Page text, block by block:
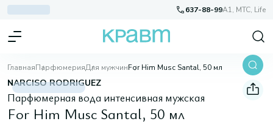
637-88-99A1, МТС, Life
ГлавнаяПарфюмерияДля мужчинFor Him Musc Santal, 50 мл
NARCISO RODRIGUEZ
Парфюмерная вода интенсивная мужская
For Him Musc Santal, 50 мл